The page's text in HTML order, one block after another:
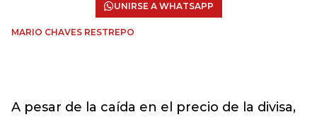
UNIRSE A WHATSAPP
MARIO CHAVES RESTREPO
A pesar de la caída en el precio de la divisa,